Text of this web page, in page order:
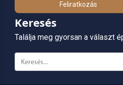
Feliratkozás
Keresés
Találja meg gyorsan a választ